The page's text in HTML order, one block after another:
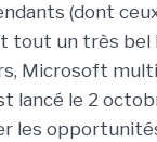
(dont
tout un très
Microsoft
lancé le 2
les